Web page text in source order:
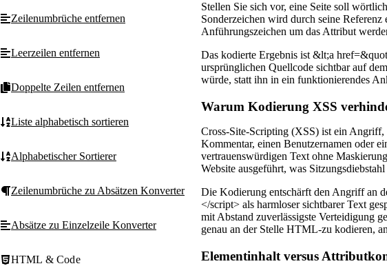
Zeilenumbrüche entfernen
Leerzeilen entfernen
Doppelte Zeilen entfernen
Liste alphabetisch sortieren
Alphabetischer Sortierer
Zeilenumbrüche zu Absätzen Konverter
Absätze zu Einzelzeile Konverter
HTML & Code
Stellen Sie sich vor, eine Seite soll
Sonderzeichen wird durch seine
Anführungszeichen um das Attribut
Das kodierte Ergebnis ist &lt;a
ursprünglichen Quellcode sichtbar auf
würde, statt ihn in ein funktionierendes
Warum Kodierung XSS
Cross-Site-Scripting (XSS) ist ein Angriff,
Kommentar, einen Benutzernamen oder
vertrauenswürdigen Text ohne
Website ausgeführt, was
Die Kodierung entschärft den Angriff an
</script> als harmloser sichtbarer Text
mit Abstand zuverlässigste Verteidigung
genau an der Stelle HTML-zu kodieren,
Elementinhalt versus